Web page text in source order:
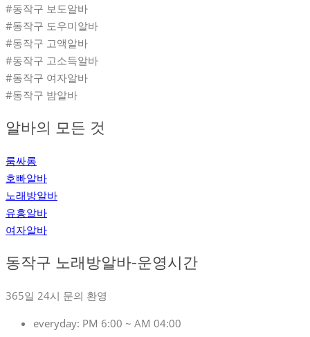
#동작구 보도알바
#동작구 도우미알바
#동작구 고액알바
#동작구 고소득알바
#동작구 여자알바
#동작구 밤알바
알바의 모든 것
룸싸롱
호빠알바
노래방알바
유흥알바
여자알바
동작구 노래방알바-운영시간
365일 24시 문의 환영
everyday: PM 6:00 ~ AM 04:00